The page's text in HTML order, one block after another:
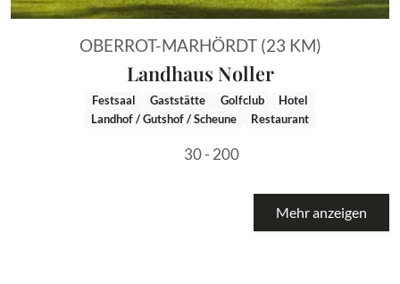
OBERROT-MARHÖRDT (23 KM)
Landhaus Noller
Festsaal Gaststätte Golfclub
Hotel
Landhof / Gutshof / Scheune
Restaurant
30 - 200
Mehr anzeigen